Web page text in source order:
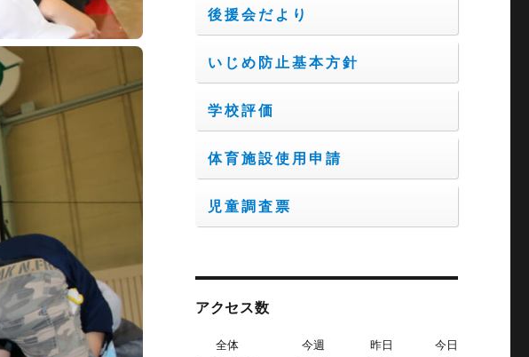
後援会だより
いじめ防止基本方針
学校評価
体育施設使用申請
児童調査票
アクセス数
全体 今週 昨日 今日